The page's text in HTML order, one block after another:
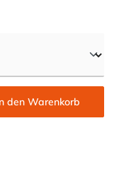
die Schaltflächen um die Anzahl
den Warenkorb